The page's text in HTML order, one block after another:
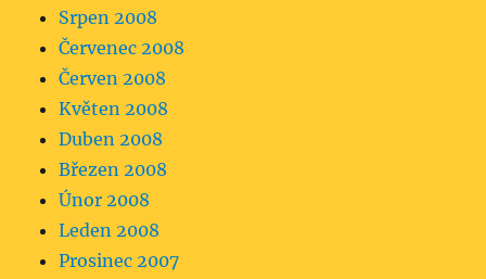
Srpen 2008
Červenec 2008
Červen 2008
Květen 2008
Duben 2008
Březen 2008
Únor 2008
Leden 2008
Prosinec 2007